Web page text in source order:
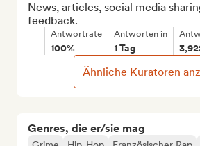
Genres, die er/sie mag
News, articles, social media
feedback.
Antwortrate
100%
Antworten in
1 Tag
Ähnliche Kuratoren